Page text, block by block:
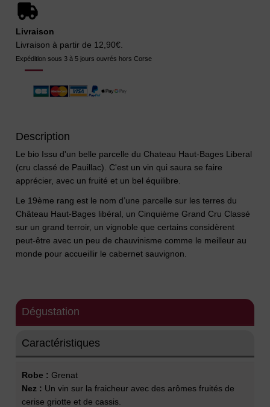
Livraison
Livraison à partir de 12,90€.
Expédition sous 3 à 5 jours ouvrés hors Corse
Description
Le bio Issu d'un belle parcelle du Chateau Haut-Bages Liberal
(cru classé de Pauillac). C'est un vin qui saura se faire
apprécier, avec un fruité et un bel équilibre.
Le 19ème rang est le nom d’une parcelle sur les terres du
Château Haut-Bages libéral, un Cinquième Grand Cru Classé
sur un grand terroir, un vignoble que certains considèrent
peut-être avec un peu de chauvinisme comme le meilleur au
monde pour accueillir le cabernet sauvignon.
Dégustation
Caractéristiques
Robe : Grenat
Nez : Un vin sur la fraicheur avec des arômes fruités de
cerise griotte et de cassis.